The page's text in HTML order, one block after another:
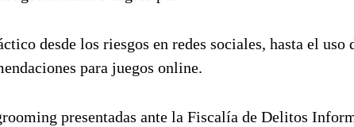
desde los riesgos en redes sociales, hasta el uso
para juegos online.
presentadas ante la Fiscalía de Delitos